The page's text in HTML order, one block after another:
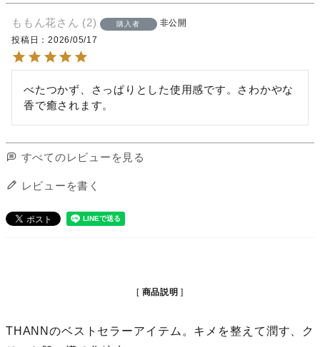
ももん花 2 購入者
非公開
投稿日
2026/05/17
べたつかず、さっぱりとした使用感です。さわかやな
香で癒されます。
すべてのレビューを見る
レビューを書く
商品説明
THANNのベストセラーアイテム。キメを整えて潤す、ク